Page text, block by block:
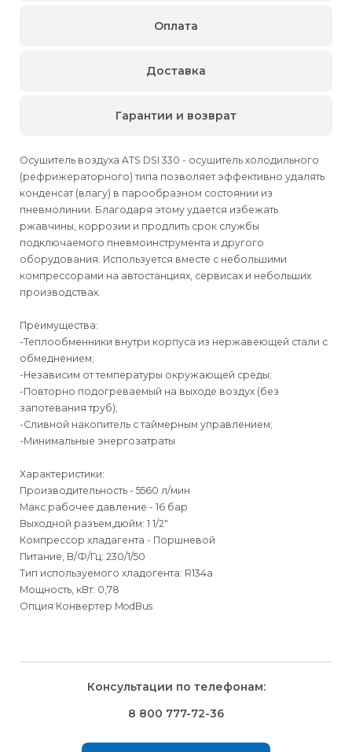
Осушитель воздуха ATS DSI 330 - осушитель холодильного
(рефрижераторного) типа позволяет эффективно удалять
конденсат (влагу) в парообразном состоянии из
пневмолинии. Благодаря этому удается избежать
ржавчины, коррозии и продлить срок службы
подключаемого пневмоинструмента и другого
оборудования. Используется вместе с небольшими
компрессорами на автостанциях, сервисах и небольших
производствах.
Преимущества:
-Теплообменники внутри корпуса из нержавеющей стали с
обмеднением;
-Независим от температуры окружающей среды;
-Повторно подогреваемый на выходе воздух (без
запотевания труб);
-Сливной накопитель с таймерным управлением;
-Минимальные энергозатраты
Характеристики:
Производительность - 5560 л/мин
Макс.рабочее давление - 16 бар
Выходной разъем,дюйм: 1 1/2"
Компрессор хладагента - Поршневой
Питание, В/Ф/Гц: 230/1/50
Тип используемого хладогента: R134a
Мощность, кВт: 0,78
Опция Конвертер ModBus
Оплата
Способ оплаты
Выбрать вид оплаты Вы сможете в Корзине при
лиц
Доставка
Способыдоставки
Доставка осуществляется транспортными компаниями и
оплачивается покупателем при получении заказа.
Транспортную компанию Вы сможете выбрать в Корзине
Гарантии и возврат
лиц
Правила возврата товара, приобретённого
лиц
Консультации по телефонам:
8 800 777-72-36